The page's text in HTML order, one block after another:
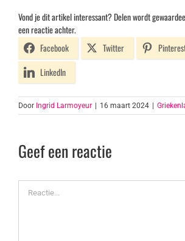
Vond je dit artikel interessant? Delen wordt
een reactie achter.
Facebook
Twitter
LinkedIn
Door Ingrid Larmoyeur 16 maart 2024
Geef een reactie